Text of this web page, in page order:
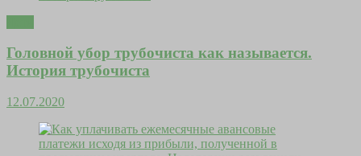
Головной убор трубочиста как называется.
История трубочиста
12.07.2020